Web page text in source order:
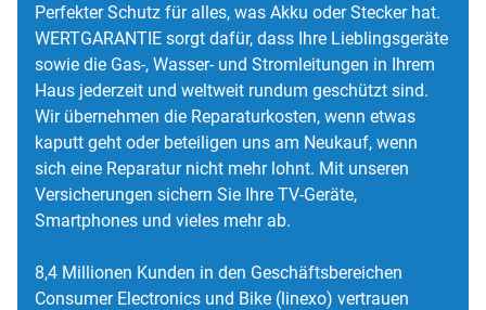
Perfekter Schutz für alles, was Akku oder Stecker hat.
WERTGARANTIE sorgt dafür, dass Ihre Lieblingsgeräte
sowie die Gas-, Wasser- und Stromleitungen in Ihrem
Haus jederzeit und weltweit rundum geschützt sind.
Wir übernehmen die Reparaturkosten, wenn etwas
kaputt geht oder beteiligen uns am Neukauf, wenn
sich eine Reparatur nicht mehr lohnt. Mit unseren
Versicherungen sichern Sie Ihre TV-Geräte,
Smartphones und vieles mehr ab.
8,4 Millionen Kunden in den Geschäftsbereichen
Consumer Electronics und Bike (linexo) vertrauen